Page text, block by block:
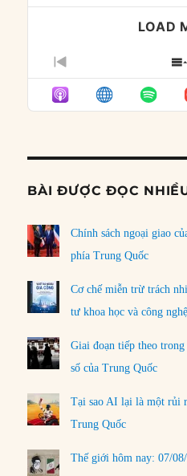
LOAD
PREVIOUS
EPISODE
BÀI ĐƯỢC ĐỌC
Chính sách ngoại giao
phía Trung Quốc
Cơ chế miễn trừ trách
tư khoa học và công
Giai đoạn tiếp theo
số của Trung Quốc
Tại sao AI lại là một rủi
Trung Quốc
Thế giới hôm nay: 07/